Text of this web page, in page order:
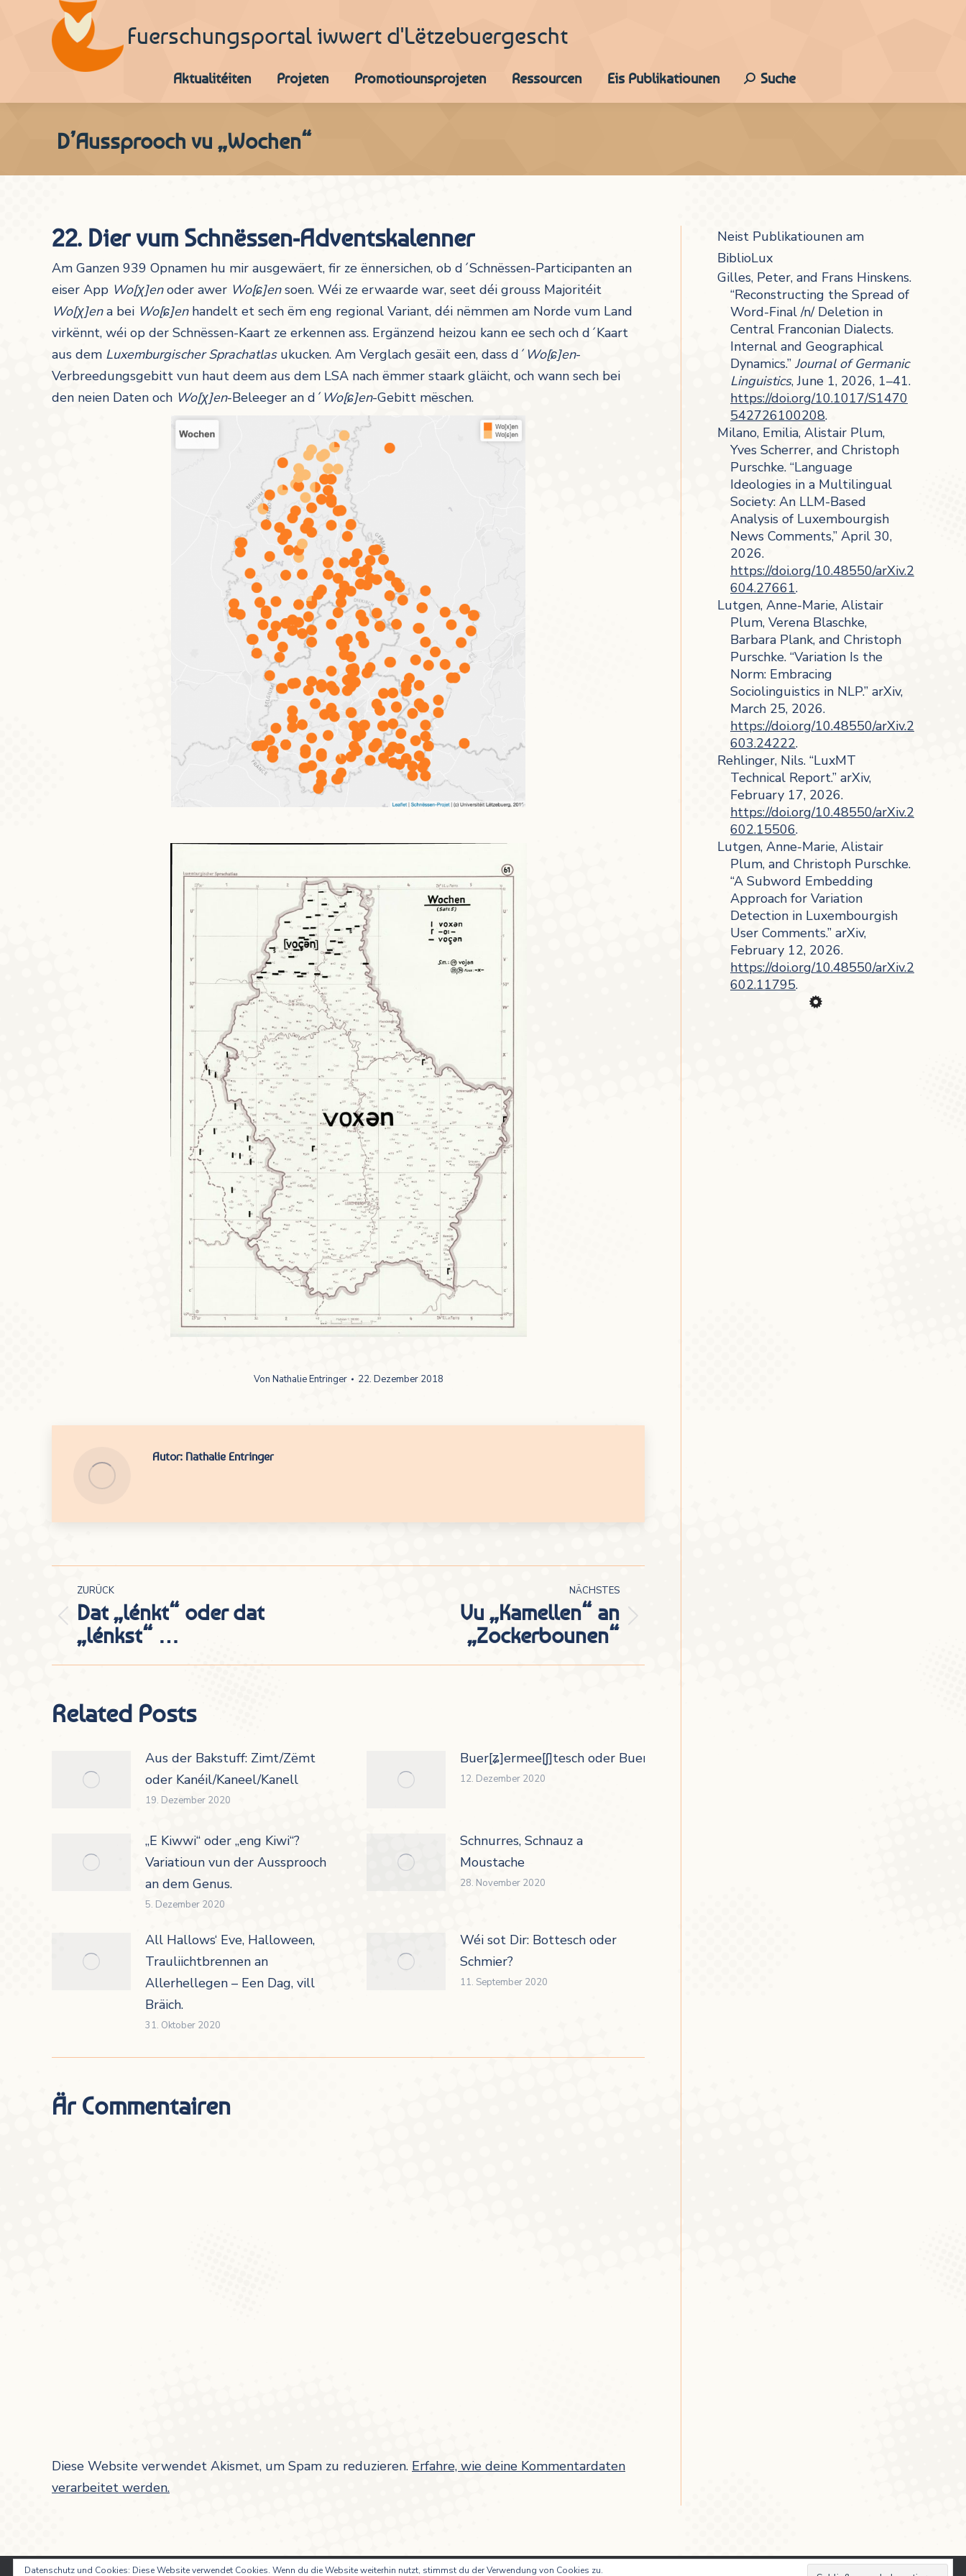
Fuerschungsportal iwwert d'Lëtzebuergescht
Aktualitéiten Projeten Promotiounsprojeten Ressourcen Eis Publikatiounen Search:
Suche
D’Aussprooch vu „Wochen“
22. Dier vum Schnëssen-Adventskalenner
Am Ganzen 939 Opnamen hu mir ausgewäert, fir ze ënnersichen, ob d´Schnëssen-Participanten an
eiser App Wo[χ]enoder awer Wo[ɕ]ensoen. Wéi ze erwaarde war, seet déi grouss Majoritéit
Wo[χ]ena bei Wo[ɕ]en handelt et sech ëm eng regional Variant, déi nëmmen am Norde vum Land
virkënnt, wéi op der Schnëssen-Kaart ze erkennen ass. Ergänzend heizou kann ee sech och d´Kaart
aus dem Luxemburgischer Sprachatlasukucken. Am Verglach gesäit een, dass d´Wo[ɕ]en-
Verbreedungsgebitt vun haut deem aus dem LSA nach ëmmer staark gläicht, och wann sech bei
den neien Daten och Wo[χ]en-Beleeger an d´Wo[ɕ]en-Gebitt mëschen.
Von Nathalie Entringer 22. Dezember 2018
Autor: Nathalie Entringer
Kommentarnavigation
ZURÜCK
Vorheriger
Beitrag:
Dat „lénkt“ oder dat
„lénkst“ …
NÄCHSTES
Vu „Kamellen“ an
„Zockerbounen“
Related Posts
Aus der Bakstuff: Zimt/Zëmt
oder Kanéil/Kaneel/Kanell
19. Dezember 2020
Buer[ʑ]ermee[ʃ]tesch oder Buer[j]ermee[s]terin?
12. Dezember 2020
„E Kiwwi“ oder „eng Kiwi“?
Variatioun vun der Aussprooch
an dem Genus.
5. Dezember 2020
Schnurres, Schnauz a
Moustache
28. November 2020
All Hallows‘ Eve, Halloween,
Trauliichtbrennen an
Allerhellegen – Een Dag, vill
Bräich.
31. Oktober 2020
Wéi sot Dir: Bottesch oder
Schmier?
11. September 2020
Är Commentairen
Diese Website verwendet Akismet, um Spam zu reduzieren. Erfahre, wie deine Kommentardaten
verarbeitet werden.
Neist Publikatiounen am
BiblioLux
Gilles, Peter, and Frans Hinskens.
“Reconstructing the Spread of
Word-Final /n/ Deletion in
Central Franconian Dialects.
Internal and Geographical
Dynamics.” Journal of Germanic
Linguistics, June 1, 2026, 1–41.
https://doi.org/10.1017/S1470
542726100208.
Milano, Emilia, Alistair Plum,
Yves Scherrer, and Christoph
Purschke. “Language
Ideologies in a Multilingual
Society: An LLM-Based
Analysis of Luxembourgish
News Comments,” April 30,
2026.
https://doi.org/10.48550/arXiv.2
604.27661.
Lutgen, Anne-Marie, Alistair
Plum, Verena Blaschke,
Barbara Plank, and Christoph
Purschke. “Variation Is the
Norm: Embracing
Sociolinguistics in NLP.” arXiv,
March 25, 2026.
https://doi.org/10.48550/arXiv.2
603.24222.
Rehlinger, Nils. “LuxMT
Technical Report.” arXiv,
February 17, 2026.
https://doi.org/10.48550/arXiv.2
602.15506.
Lutgen, Anne-Marie, Alistair
Plum, and Christoph Purschke.
“A Subword Embedding
Approach for Variation
Detection in Luxembourgish
User Comments.” arXiv,
February 12, 2026.
https://doi.org/10.48550/arXiv.2
602.11795.
Datenschutz und Cookies: Diese Website verwendet Cookies. Wenn du die Website weiterhin nutzt, stimmst du der Verwendung von Cookies zu.